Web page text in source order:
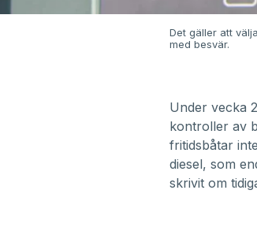
Det gäller att
med besvär.
Under vecka
kontroller av
fritidsbåtar
diesel, som
skrivit om